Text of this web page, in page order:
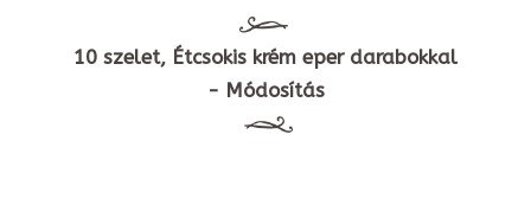
10 szelet, Étcsokis krém eper darabokkal
- Módosítás